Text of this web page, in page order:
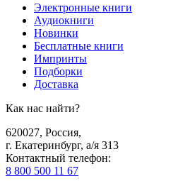
Электронные книги
Аудиокниги
Новинки
Бесплатные книги
Импринты
Подборки
Доставка
Как нас найти?
620027, Россия,
г. Екатеринбург, а/я 313
Контактный телефон:
8 800 500 11 67